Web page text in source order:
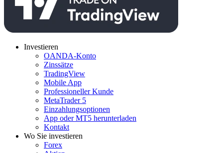
Investieren
OANDA-Konto
Zinssätze
TradingView
Mobile App
Professioneller Kunde
MetaTrader 5
Einzahlungsoptionen
App oder MT5 herunterladen
Kontakt
Wo Sie investieren
Forex